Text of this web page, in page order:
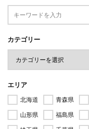
カテゴリー
エリア
北海道 青森県
山形県
福島県